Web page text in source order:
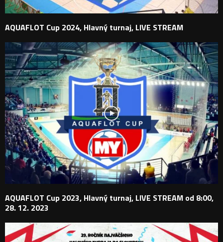
AQUAFLOT Cup 2024, Hlavný turnaj, LIVE STREAM
AQUAFLOT Cup 2023, Hlavný turnaj, LIVE STREAM od 8:00,
28. 12. 2023